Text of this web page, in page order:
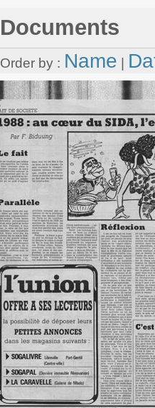
Documents
Order by : Name